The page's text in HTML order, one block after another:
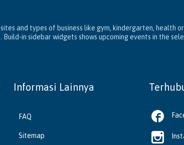
and types of business like gym, kindergarten, health
in sidebar widgets shows upcoming events in the
Informasi Lainnya
FAQ
Sitemap

